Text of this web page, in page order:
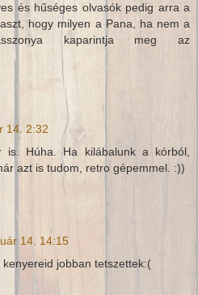
és hűséges olvasók pedig arra a
hogy milyen a Pana, ha nem a
kaparintja meg az
14. 2:32
Húha. Ha kilábalunk a kórból,
azt is tudom, retro gépemmel. :))
14. 14:15
jobban tetszettek:(